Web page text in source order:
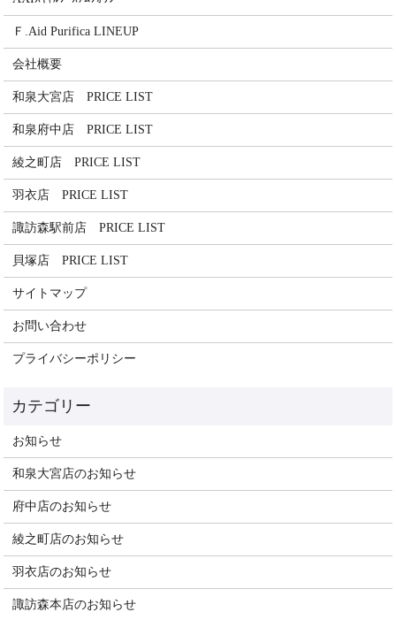
Ｆ.Aid Purifica LINEUP
会社概要
和泉大宮店 PRICE LIST
和泉府中店 PRICE LIST
綾之町店 PRICE LIST
羽衣店 PRICE LIST
諏訪森駅前店 PRICE LIST
貝塚店 PRICE LIST
サイトマップ
お問い合わせ
プライバシーポリシー
お知らせ
和泉大宮店のお知らせ
府中店のお知らせ
綾之町店のお知らせ
羽衣店のお知らせ
諏訪森本店のお知らせ